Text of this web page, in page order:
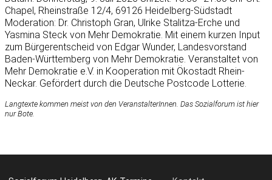
Chapel, Rheinstraße 12/4, 69126 Heidelberg-Südstadt
Moderation: Dr. Christoph Gran, Ulrike Stalitza-Erche und
Yasmina Steck von Mehr Demokratie. Mit einem kurzen Input
zum Bürgerentscheid von Edgar Wunder, Landesvorstand
Baden-Württemberg von Mehr Demokratie. Veranstaltet von
Mehr Demokratie e.V. in Kooperation mit Ökostadt Rhein-
Neckar. Gefördert durch die Deutsche Postcode Lotterie.
Langtexte kommen meist von den VeranstalterInnen. Das Sozialforum ist hier
nur Bote.